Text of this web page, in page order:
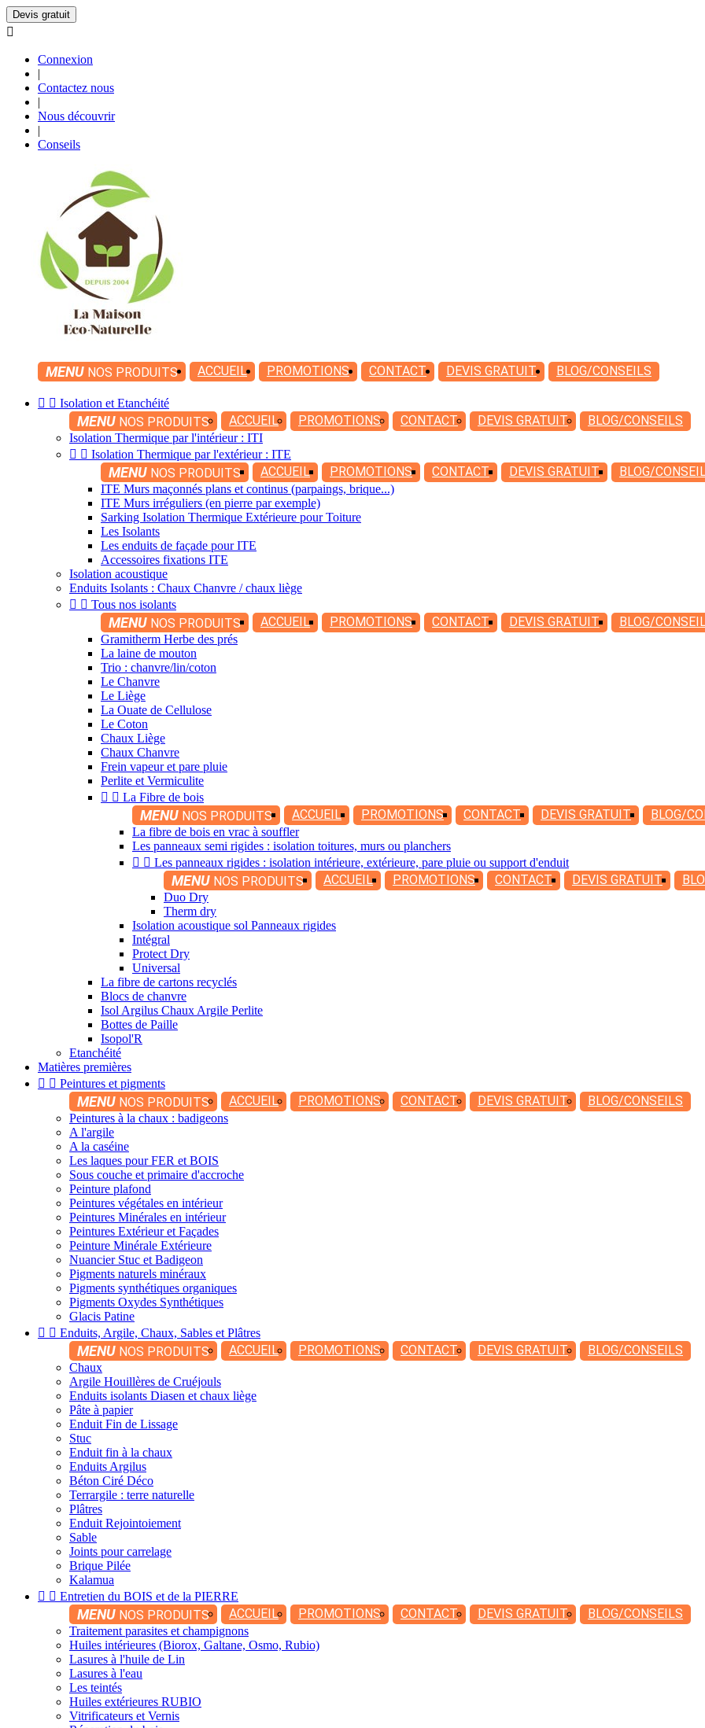
Devis gratuit

Connexion
|
Contactez nous
|
Nous découvrir
|
Conseils
MENU NOS PRODUITS ACCUEIL PROMOTIONS CONTACT DEVIS GRATUIT BLOG/CONSEILS
  Isolation et Etanchéité
MENU NOS PRODUITS ACCUEIL PROMOTIONS CONTACT DEVIS GRATUIT BLOG/CONSEILS
Isolation Thermique par l'intérieur : ITI
  Isolation Thermique par l'extérieur : ITE
MENU NOS PRODUITS ACCUEIL PROMOTIONS CONTACT DEVIS GRATUIT BLOG/
ITE Murs maçonnés plans et continus (parpaings, brique...)
ITE Murs irréguliers (en pierre par exemple)
Sarking Isolation Thermique Extérieure pour Toiture
Les Isolants
Les enduits de façade pour ITE
Accessoires fixations ITE
Isolation acoustique
Enduits Isolants : Chaux Chanvre / chaux liège
  Tous nos isolants
MENU NOS PRODUITS ACCUEIL PROMOTIONS CONTACT DEVIS GRATUIT BLOG/
Gramitherm Herbe des prés
La laine de mouton
Trio : chanvre/lin/coton
Le Chanvre
Le Liège
La Ouate de Cellulose
Le Coton
Chaux Liège
Chaux Chanvre
Frein vapeur et pare pluie
Perlite et Vermiculite
  La Fibre de bois
MENU NOS PRODUITS ACCUEIL PROMOTIONS CONTACT DEVIS GRATUIT BLOG/
La fibre de bois en vrac à souffler
Les panneaux semi rigides : isolation toitures, murs ou planchers
  Les panneaux rigides : isolation intérieure, extérieure, pare pluie ou support d'enduit
MENU NOS PRODUITS ACCUEIL PROMOTIONS CONTACT DEVIS GRATUIT
Duo Dry
Therm dry
Isolation acoustique sol Panneaux rigides
Intégral
Protect Dry
Universal
La fibre de cartons recyclés
Blocs de chanvre
Isol Argilus Chaux Argile Perlite
Bottes de Paille
Isopol'R
Etanchéité
Matières premières
  Peintures et pigments
MENU NOS PRODUITS ACCUEIL PROMOTIONS CONTACT DEVIS GRATUIT BLOG/CONSEILS
Peintures à la chaux : badigeons
A l'argile
A la caséine
Les laques pour FER et BOIS
Sous couche et primaire d'accroche
Peinture plafond
Peintures végétales en intérieur
Peintures Minérales en intérieur
Peintures Extérieur et Façades
Peinture Minérale Extérieure
Nuancier Stuc et Badigeon
Pigments naturels minéraux
Pigments synthétiques organiques
Pigments Oxydes Synthétiques
Glacis Patine
  Enduits, Argile, Chaux, Sables et Plâtres
MENU NOS PRODUITS ACCUEIL PROMOTIONS CONTACT DEVIS GRATUIT BLOG/CONSEILS
Chaux
Argile Houillères de Cruéjouls
Enduits isolants Diasen et chaux liège
Pâte à papier
Enduit Fin de Lissage
Stuc
Enduit fin à la chaux
Enduits Argilus
Béton Ciré Déco
Terrargile : terre naturelle
Plâtres
Enduit Rejointoiement
Sable
Joints pour carrelage
Brique Pilée
Kalamua
  Entretien du BOIS et de la PIERRE
MENU NOS PRODUITS ACCUEIL PROMOTIONS CONTACT DEVIS GRATUIT BLOG/CONSEILS
Traitement parasites et champignons
Huiles intérieures (Biorox, Galtane, Osmo, Rubio)
Lasures à l'huile de Lin
Lasures à l'eau
Les teintés
Huiles extérieures RUBIO
Vitrificateurs et Vernis